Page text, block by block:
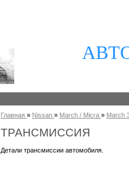
Главная » Nissan » March / Micra » March
ТРАНСМИССИЯ
Детали трансмиссии автомобиля.